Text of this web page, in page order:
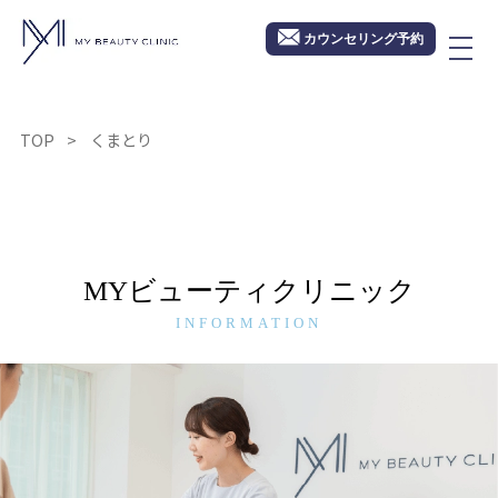
カウンセリング予約
TOP くまとり
MYビューティクリニック
INFORMATION